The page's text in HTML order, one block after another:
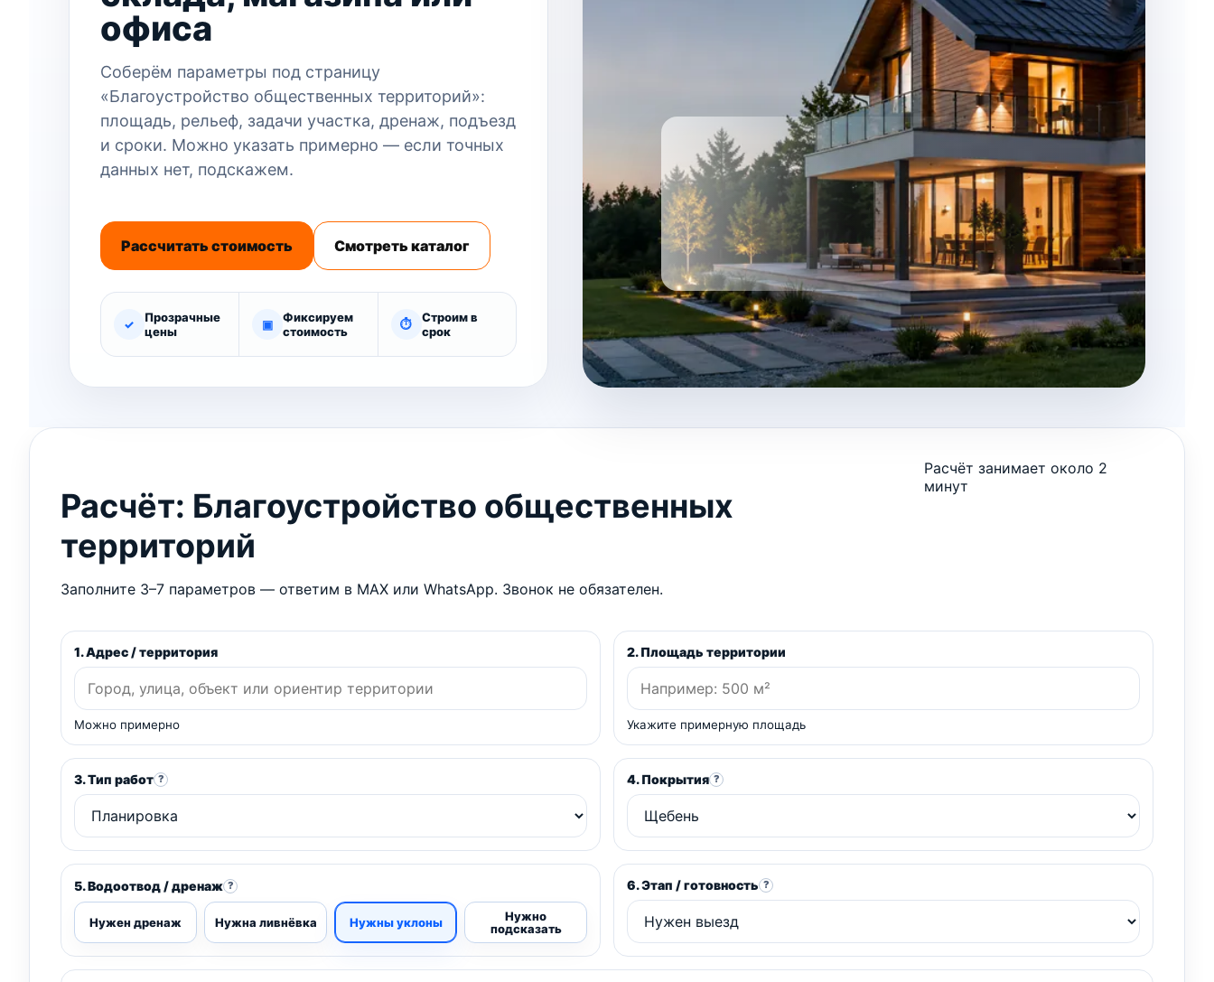
офиса
Соберём параметры под страницу
«Благоустройство общественных территорий»:
площадь, рельеф, задачи участка, дренаж, подъезд
и сроки. Можно указать примерно — если точных
данных нет, подскажем.
Рассчитать стоимость Смотреть каталог
✓
Прозрачные
цены
▣
Фиксируем
стоимость
⏱
Строим в
срок
Расчёт: Благоустройство общественных
территорий
Заполните 3–7 параметров — ответим в MAX или WhatsApp. Звонок не обязателен.
Расчёт занимает около 2
минут
1. Адрес / территория
Можно примерно
2. Площадь территории
Укажите примерную площадь
3. Тип работ ? 4. Покрытия ?
5. Водоотвод / дренаж ?
Нужен дренаж Нужна ливнёвка Нужны уклоны
Нужно
подсказать
6. Этап / готовность ?